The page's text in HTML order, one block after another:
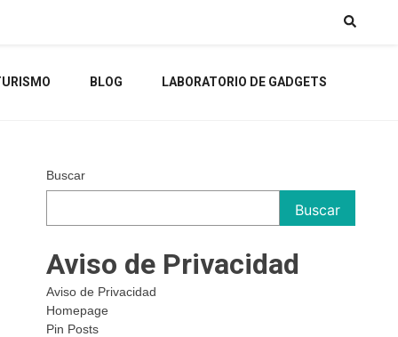
BLOG LABORATORIO DE GADGETS
Buscar
Buscar
Aviso de Privacidad
Aviso de Privacidad
Homepage
Pin Posts